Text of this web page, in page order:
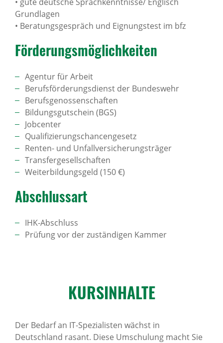
Grundlagen
• Beratungsgespräch und Eignungstest im bfz
Förde­rungs­mög­lich­keiten
Agentur für Arbeit
Berufsförderungsdienst der Bundeswehr
Berufsgenossenschaften
Bildungsgutschein (BGS)
Jobcenter
Qualifizierungschancengesetz
Renten- und Unfallversicherungsträger
Transfergesellschaften
Weiterbildungsgeld (150 €)
Abschlussart
IHK-Abschluss
Prüfung vor der zuständigen Kammer
KURS­IN­HALTE
Der Bedarf an IT-Spezialisten wächst in
Deutschland rasant. Diese Umschulung macht Sie